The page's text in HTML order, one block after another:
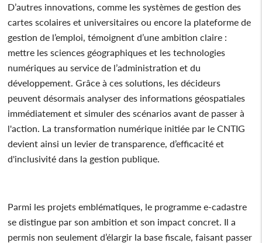
D’autres innovations, comme les systèmes de gestion des
cartes scolaires et universitaires ou encore la plateforme de
gestion de l’emploi, témoignent d’une ambition claire :
mettre les sciences géographiques et les technologies
numériques au service de l’administration et du
développement. Grâce à ces solutions, les décideurs
peuvent désormais analyser des informations géospatiales
immédiatement et simuler des scénarios avant de passer à
l'action. La transformation numérique initiée par le CNTIG
devient ainsi un levier de transparence, d’efficacité et
d'inclusivité dans la gestion publique.
Parmi les projets emblématiques, le programme e-cadastre
se distingue par son ambition et son impact concret. Il a
permis non seulement d’élargir la base fiscale, faisant passer